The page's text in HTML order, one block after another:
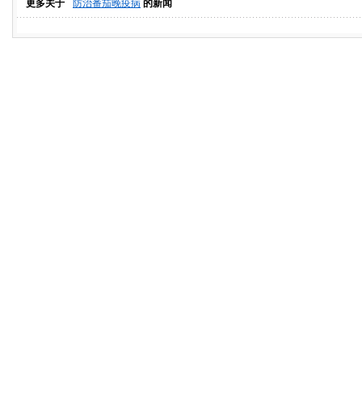
更多关于 防治番茄晚疫病 的新闻